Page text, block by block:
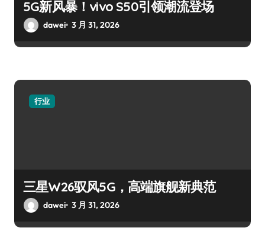
5G新风暴！vivo S50引领潮流登场
dawei 3 月 31, 2026
行业
三星W26驭风5G，高端旗舰新典范
dawei 3 月 31, 2026